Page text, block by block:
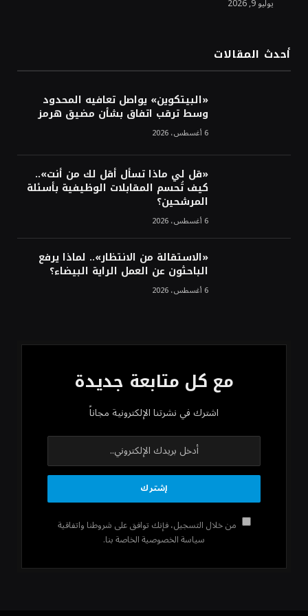
الدولار الأمريكي يتراجع قرب أدنى مستوياته
ترقب تطورات الوساطة بشأن الحرب
يوليو 9, 2026
أحدث المقالات
«البيتكوين» يواصل تعافيه المحدود
وسط ترقب اتفاق بشأن مضيق هرمز
6 أغسطس، 2026
«قل لي ماذا تسأل أقل لك من أنت»..
كيف تُحسم المقابلات الوظيفية بأسئلة
المرشحين؟
6 أغسطس، 2026
«الاستقالة من الانتظار».. لماذا يرفع
الباحثون عن العمل الراية البيضاء؟
6 أغسطس، 2026
مع كل متابعة جديدة
اشترك في نشرتنا الإلكترونية مجاناً
من خلال التسجيل، فإنك توافق على شروطنا واتفاقية
سياسة الخصوصية الخاصة بنا.